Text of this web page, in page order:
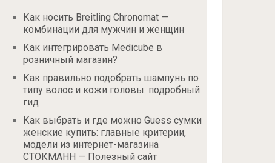
Как носить Breitling Chronomat —
комбинации для мужчин и женщин
Как интегрировать Medicube в
розничный магазин?
Как правильно подобрать шампунь по
типу волос и кожи головы: подробный
гид
Как выбрать и где можно Guess сумки
женские купить: главные критерии,
модели из интернет-магазина
СТОКМАНН — Полезный сайт